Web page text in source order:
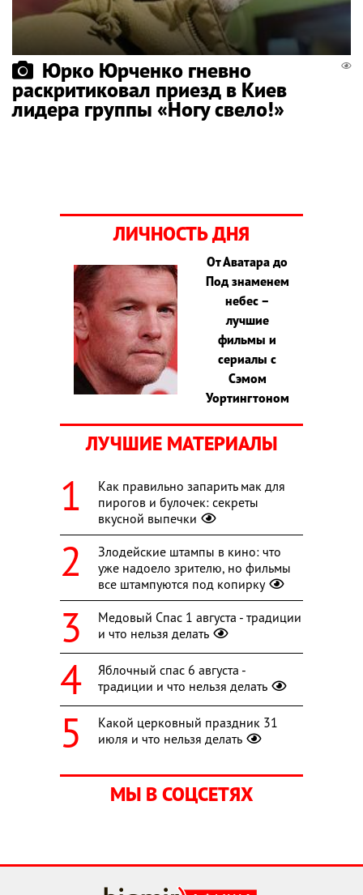
Юрко Юрченко гневно
раскритиковал приезд в Киев
лидера группы «Ногу свело!»
ЛИЧНОСТЬ ДНЯ
От Аватара до
Под знаменем
небес –
лучшие
фильмы и
сериалы с
Сэмом
Уортингтоном
ЛУЧШИЕ МАТЕРИАЛЫ
Как правильно запарить мак для
пирогов и булочек: секреты
вкусной выпечки
Злодейские штампы в кино: что
уже надоело зрителю, но фильмы
все штампуются под копирку
Медовый Спас 1 августа - традиции
и что нельзя делать
Яблочный спас 6 августа -
традиции и что нельзя делать
Какой церковный праздник 31
июля и что нельзя делать
МЫ В СОЦСЕТЯХ